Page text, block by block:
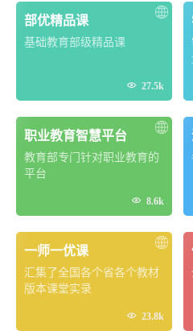
部优精品课
基础教育部级精品课
 27.5k
职业教育智慧平台
教育部专门针对职业教育的
平台
 8.6k
一师一优课
汇集了全国各个省各个教材
版本课堂实录
 23.8k